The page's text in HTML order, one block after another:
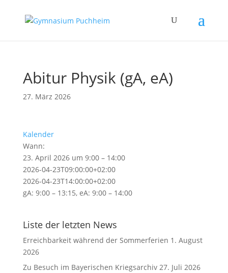
Abitur Physik (gA, eA)
27. März 2026
Kalender
Wann:
23. April 2026 um 9:00 – 14:00
2026-04-23T09:00:00+02:00
2026-04-23T14:00:00+02:00
gA: 9:00 – 13:15, eA: 9:00 – 14:00
Liste der letzten News
Erreichbarkeit während der Sommerferien 1. August
2026
Zu Besuch im Bayerischen Kriegsarchiv 27. Juli 2026